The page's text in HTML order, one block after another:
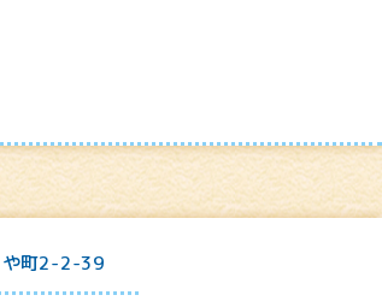
や町2-2-39